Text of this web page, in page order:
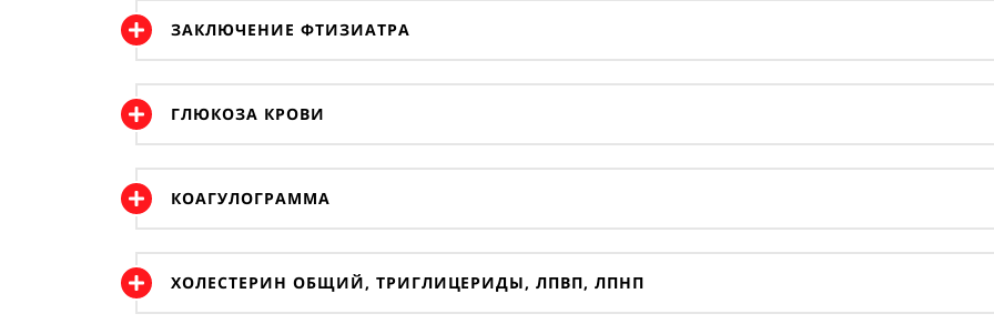
ЗАКЛЮЧЕНИЕ ФТИЗИАТРА
ГЛЮКОЗА КРОВИ
КОАГУЛОГРАММА
ХОЛЕСТЕРИН ОБЩИЙ, ТРИГЛИЦЕРИДЫ, ЛПВП, ЛПНП